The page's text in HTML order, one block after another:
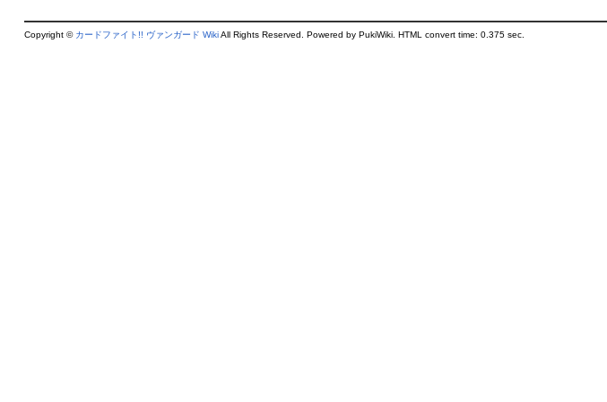
Copyright © カードファイト!! ヴァンガード WikiAll Rights Reserved. Powered by PukiWiki. HTML convert time: 0.375 sec.